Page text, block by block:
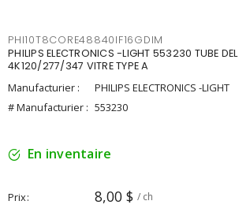
PHI10T8CORE48840IF16GDIM
PHILIPS ELECTRONICS -LIGHT 553230 TUBE
4K120/277/347 VITRE TYPE A
Manufacturier :
PHILIPS ELECTRONICS -LIGHT
# Manufacturier : 553230
En inventaire
Prix 8,00 $ / ch